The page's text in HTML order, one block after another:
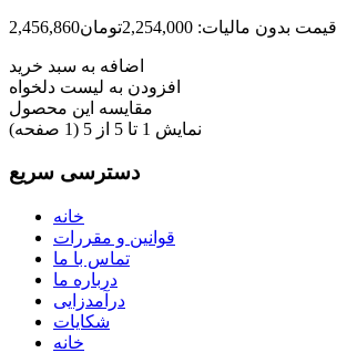
قیمت بدون مالیات: 2,254,000تومان
اضافه به سبد خرید
افزودن به لیست دلخواه
مقایسه این محصول
نمایش 1 تا 5 از 5 (1 صفحه)
دسترسی سریع
خانه
قوانین و مقررات
تماس با ما
درباره ما
درآمدزایی
شکایات
خانه